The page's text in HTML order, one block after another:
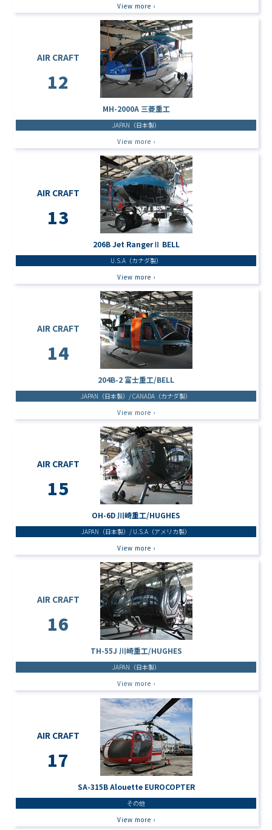
View more ›
AIR CRAFT
12
MH-2000A 三菱重工
JAPAN（日本製）
View more ›
AIR CRAFT
13
206B Jet RangerⅡ BELL
U.S.A（カナダ製）
View more ›
AIR CRAFT
14
204B-2 富士重工/BELL
JAPAN（日本製）/ CANADA（カナダ製）
View more ›
AIR CRAFT
15
OH-6D 川崎重工/HUGHES
JAPAN（日本製）/ U.S.A（アメリカ製）
View more ›
AIR CRAFT
16
TH-55J 川崎重工/HUGHES
JAPAN（日本製）
View more ›
AIR CRAFT
17
SA-315B Alouette EUROCOPTER
その他
View more ›